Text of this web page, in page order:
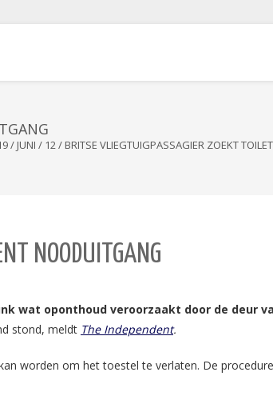
/ JUNI / 12/ BRITSE VLIEGTUIGPASSAGIER ZOEKT
NOODUITGANG
wat oponthoud veroorzaakt door de deur
stond, meldt The Independent.
worden om het toestel te verlaten. De